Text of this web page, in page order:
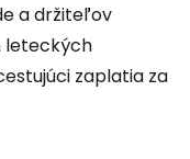
a držiteľov
leteckých
zaplatia za